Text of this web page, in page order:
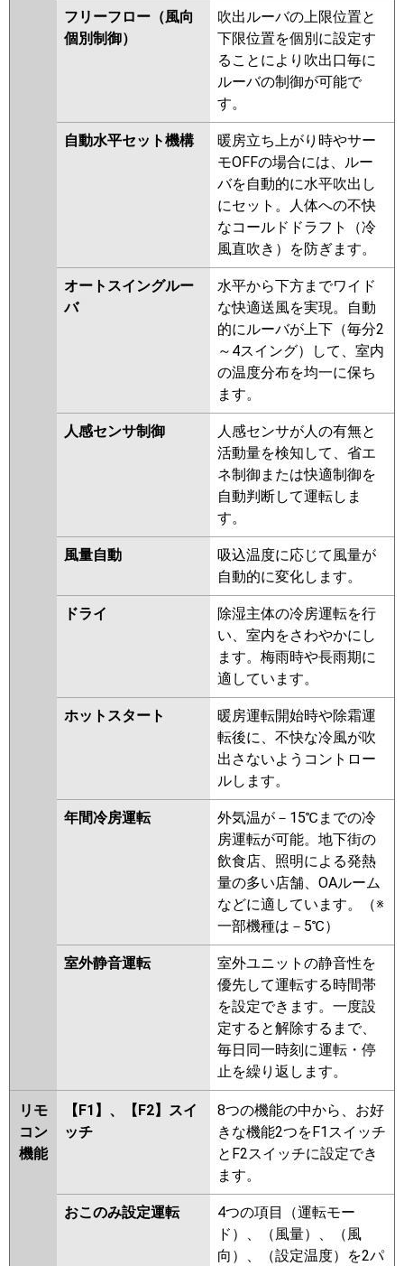
ZRMP80SHBF4 PLZX-
ZRMP80SHFG4 PLZX-
ZRMP80SHLF3 PLZX-
ZRMP80SHF3 PLZX-
ZRMP80SHFG3
ZRMP80SHF2 PLZX-
ZRMP80SHLF2 PLZX-
ZRMP80SHFG2 PLZX-
ZRMP80SELFZ PLZX-
ZRMP80SEFZ PLZX-
ZRMP80SELFGZ PLZX-
ZRMP80SEFGZ PLZX-
ZRMP80SEFY PLZX-
ZRMP80SELFY PLZX-
ZRMP80SEFGY PLZX-
ZRMP80SELFGY
PLZX-
ZRMP80SEFV PLZX-
ZRMP80SELFV PLZX-
ZRMP80SEFGV
ZRMP80SELFGV
PLZX-
ZRMP80SELFR PLZX-
ZRMP80SEFR PLZX-
ZRMP80SELFGR PLZX-
ZRMP80SEFGR
RCI-GP80RGHPJ8 RCI-
GP80RGHPJ7 RCI-GP80RGHPJ6
GP80RGHPJ4 RCI-GP80RGHPJ3
RCI-AP80GHPJ6-kobe RCI-
AP80GHPJ6 RCI-GP80RGHPJ2
FDTZ806HKP6S
FDTZ806HKP6S-
airf
FDTZ806HKP6S-rak
FDTZ806HKP6S-osj
FDTZ805HKP5SA-rak
FDTZ805HKP5SA-airf
FDTZ805HKP5SA
FDTZ805HKP5SA-osj
FDTZ805HKP5S-osj
FDTZ805HKP5S-airf
FDTZ805HKP5S-airflex
FDTZ805HKP5S FDTZ805HKP5S-
パナソニック PA-P80U7SGDNBX PA-
P80U7SGDNB PA-P80U7SGDB
PA-P80U7SGD PA-P80U7SGDN
PA-P80U6SGDB PA-P80U6SGDNB
PA-P80U6SGD PA-P80U6SGDN
フリーフロー（風向
個別制御）
吹出ルーバの上限位置と
下限位置を個別に設定す
ることにより吹出口毎に
ルーバの制御が可能で
す。
自動水平セット機構
暖房立ち上がり時やサー
モOFFの場合には、ルー
バを自動的に水平吹出し
にセット。人体への不快
なコールドドラフト（冷
風直吹き）を防ぎます。
オートスイングルー
バ
水平から下方までワイド
な快適送風を実現。自動
的にルーバが上下（毎分2
～4スイング）して、室内
の温度分布を均一に保ち
ます。
人感センサ制御
人感センサが人の有無と
活動量を検知して、省エ
ネ制御または快適制御を
自動判断して運転しま
す。
風量自動
吸込温度に応じて風量が
自動的に変化します。
ドライ
除湿主体の冷房運転を行
い、室内をさわやかにし
ます。梅雨時や長雨期に
適しています。
ホットスタート
暖房運転開始時や除霜運
転後に、不快な冷風が吹
出さないようコントロー
ルします。
年間冷房運転
外気温が－15℃までの冷
房運転が可能。地下街の
飲食店、照明による発熱
量の多い店舗、OAルーム
などに適しています。（※
一部機種は－5℃）
室外静音運転
室外ユニットの静音性を
優先して運転する時間帯
を設定できます。一度設
定すると解除するまで、
毎日同一時刻に運転・停
止を繰り返します。
リモ
コン
機能
【F1】、【F2】スイ
ッチ
8つの機能の中から、お好
きな機能2つをF1スイッチ
とF2スイッチに設定でき
ます。
おこのみ設定運転
4つの項目（運転モー
ド）、（風量）、（風
向）、（設定温度）を2パ